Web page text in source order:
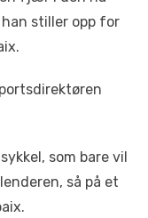
stiller opp for
som bare vil
så på et